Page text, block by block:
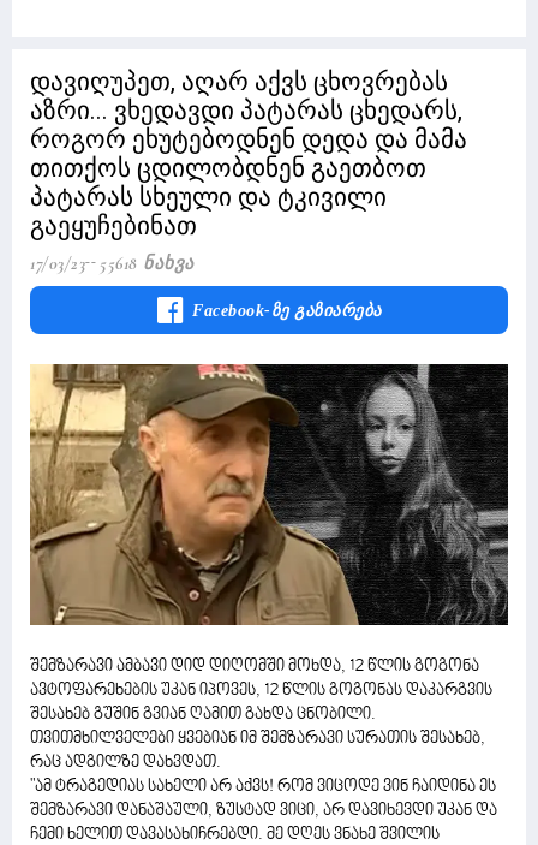
დავიღუპეთ, აღარ აქვს ცხოვრებას
აზრი... ვხედავდი პატარას ცხედარს,
როგორ ეხუტებოდნენ დედა და მამა
თითქოს ცდილობდნენ გაეთბოთ
პატარას სხეული და ტკივილი
გაეყუჩებინათ
17/03/23 55618 Ნახვა
Facebook-Ზე Გაზიარება
შემზარავი ამბავი დიდ დიღომში მოხდა, 12 წლის გოგონა
ავტოფარეხების უკან იპოვეს, 12 წლის გოგონას დაკარგვის
შესახებ გუშინ გვიან ღამით გახდა ცნობილი.
თვითმხილველები ყვებიან იმ შემზარავი სურათის შესახებ,
რაც ადგილზე დახვდათ.
"ამ ტრაგედიას სახელი არ აქვს! რომ ვიცოდე ვინ ჩაიდინა ეს
შემზარავი დანაშაული, ზუსტად ვიცი, არ დავიხევდი უკან და
ჩემი ხელით დავასახიჩრებდი. მე დღეს ვნახე შვილის